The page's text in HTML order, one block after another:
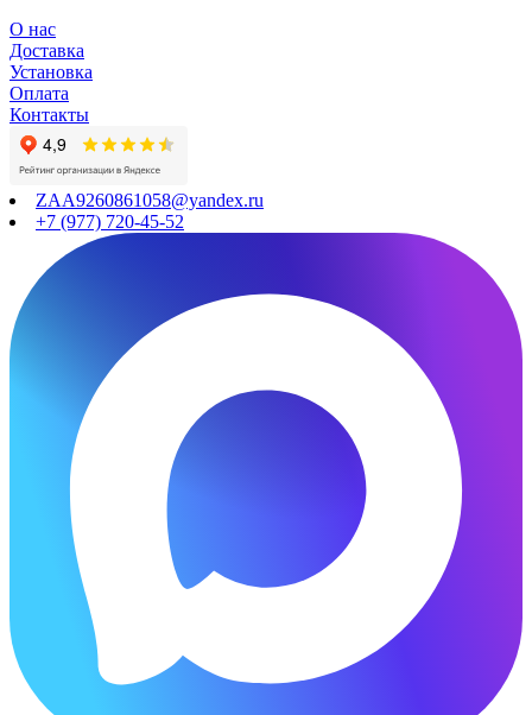
О нас
Доставка
Установка
Оплата
Контакты
ZAA9260861058@yandex.ru
+7 (977) 720-45-52